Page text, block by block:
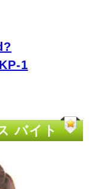
1
バイト